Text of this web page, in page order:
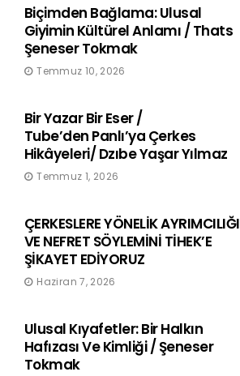
Biçimden Bağlama: Ulusal
Giyimin Kültürel Anlamı / Thats
Şeneser Tokmak
Temmuz 10, 2026
Bir Yazar Bir Eser /
Tube’den Panlı’ya Çerkes
Hikâyeleri/ Dzıbe Yaşar Yılmaz
Temmuz 1, 2026
ÇERKESLERE YÖNELİK AYRIMCILIĞI
VE NEFRET SÖYLEMİNİ TİHEK’E
ŞİKAYET EDİYORUZ
Haziran 7, 2026
Ulusal Kıyafetler: Bir Halkın
Hafızası Ve Kimliği / Şeneser
Tokmak